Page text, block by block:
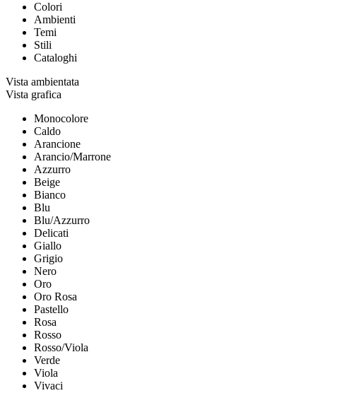
Colori
Ambienti
Temi
Stili
Cataloghi
Vista ambientata
Vista grafica
Monocolore
Caldo
Arancione
Arancio/Marrone
Azzurro
Beige
Bianco
Blu
Blu/Azzurro
Delicati
Giallo
Grigio
Nero
Oro
Oro Rosa
Pastello
Rosa
Rosso
Rosso/Viola
Verde
Viola
Vivaci